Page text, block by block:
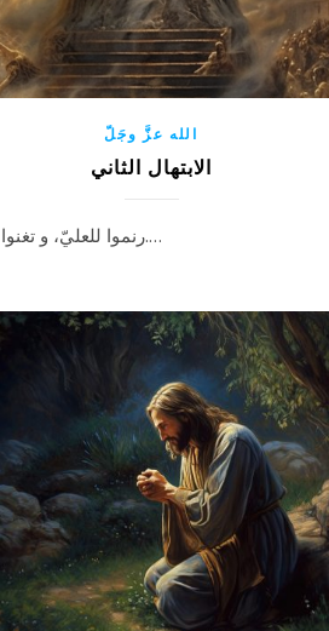
الله عزَّ وجَلّ
الابتهال الثاني
رنموا للعليّ، و تغنوا بصنع يديه.…